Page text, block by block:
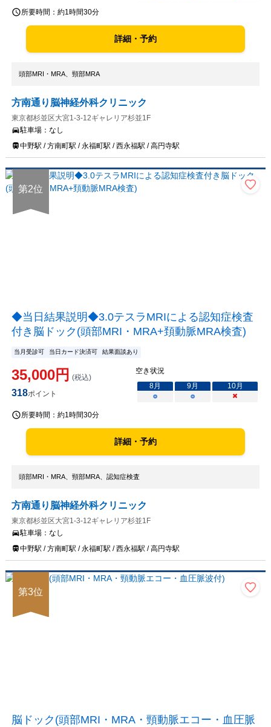
所要時間： 約1時間30分
詳細・予約
頭部MRI・MRA、頸部MRA
方南通り脳神経外科クリニック
東京都杉並区大宮1‐3‐12ギャレリア杉並1F
駐車場： なし
中野駅 / 方南町駅 / 永福町駅 / 西永福駅 / 高円寺駅
第2位
◆当日結果説明◆3.0テスラMRIによる認知症検査
付き脳ドック(頭部MRI・MRA+頚動脈MRA検査)
当月受診可 当日カード決済可 結果面談あり
35,000円 (税込)
318ポイント
空き状況
8月 9月 10月
○
○ ×
所要時間： 約1時間30分
詳細・予約
頭部MRI・MRA、頸部MRA、認知症検査
方南通り脳神経外科クリニック
東京都杉並区大宮1‐3‐12ギャレリア杉並1F
駐車場： なし
中野駅 / 方南町駅 / 永福町駅 / 西永福駅 / 高円寺駅
第3位
脳ドック(頭部MRI・MRA・頸動脈エコー・血圧脈